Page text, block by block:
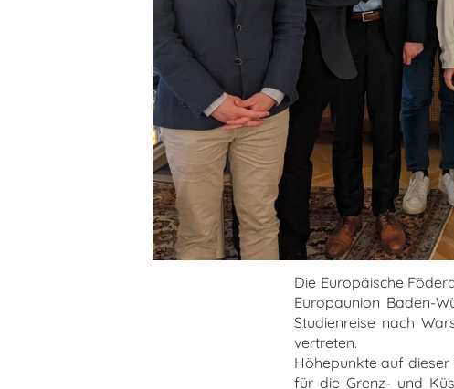
Die Europäische
Europaunion Baden-
Studienreise nach
vertreten.
Höhepunkte auf dieser
für die Grenz- und